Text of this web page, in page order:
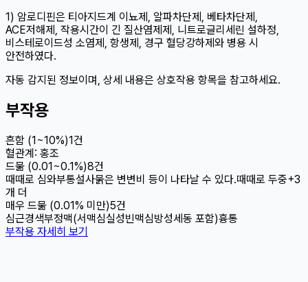
1) 암로디핀은 티아지드계 이뇨제, 알파차단제, 베타차단제,
ACE저해제, 작용시간이 긴 질산염제제, 니트로글리세린 설하정,
비스테로이드성 소염제, 항생제, 경구 혈당강하제와 병용 시
안전하였다.
자동 감지된 정보이며, 상세 내용은 상호작용 항목을 참고하세요.
부작용
흔함 (1~10%)1건
혈관계: 홍조
드묾 (0.01~0.1%)8건
때때로 심와부통설사묽은 변변비 등이 나타날 수 있다.때때로 두중+3
개 더
매우 드묾 (0.01% 미만)5건
심근경색부정맥(서맥심실성빈맥심방성세동 포함)흉통
부작용 자세히 보기